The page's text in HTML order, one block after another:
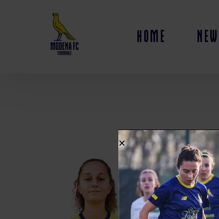
Home
#
13
Nome
Valentina
Posizione